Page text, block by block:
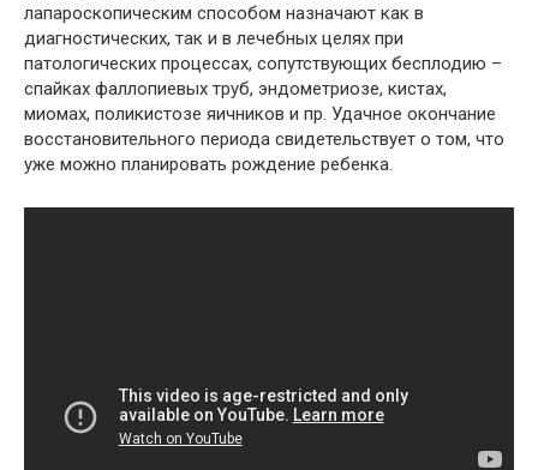
лапароскопическим способом назначают как в
диагностических, так и в лечебных целях при
патологических процессах, сопутствующих бесплодию –
спайках фаллопиевых труб, эндометриозе, кистах,
миомах, поликистозе яичников и пр. Удачное окончание
восстановительного периода свидетельствует о том, что
уже можно планировать рождение ребенка.